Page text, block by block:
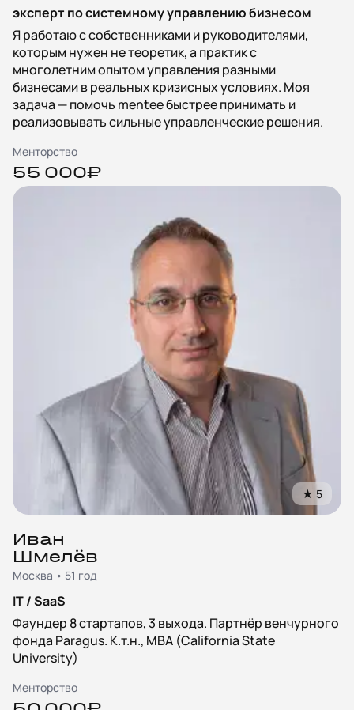
эксперт по системному управлению бизнесом
Я работаю с собственниками и руководителями,
которым нужен не теоретик, а практик с
многолетним опытом управления разными
бизнесами в реальных кризисных условиях. Моя
задача — помочь mentee быстрее принимать и
реализовывать сильные управленческие решения.
Менторство
55 000₽
★ 5
Иван
Шмелёв
Москва • 51 год
IT / SaaS
Фаундер 8 стартапов, 3 выхода. Партнёр венчурного
фонда Paragus. К.т.н., MBA (California State
University)
Менторство